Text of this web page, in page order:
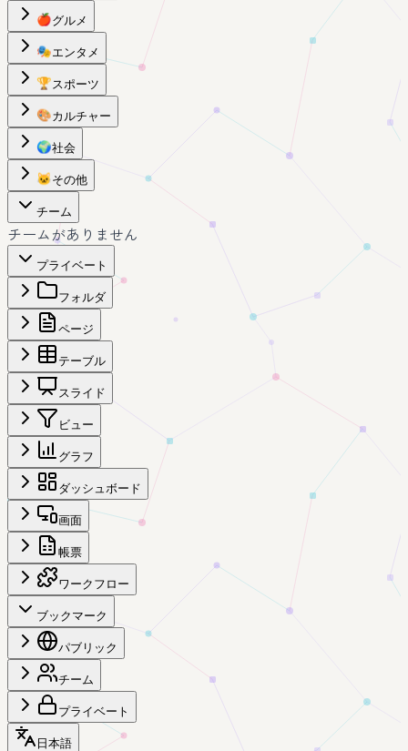
🍎グルメ
🎭エンタメ
🏆スポーツ
🎨カルチャー
🌍社会
🐱 その他
チーム
チームがありません
プライベート
フォルダ
ページ
テーブル
スライド
ビュー
グラフ
ダッシュボード
画面
帳票
ワークフロー
ブックマーク
パブリック
チーム
プライベート
日本語